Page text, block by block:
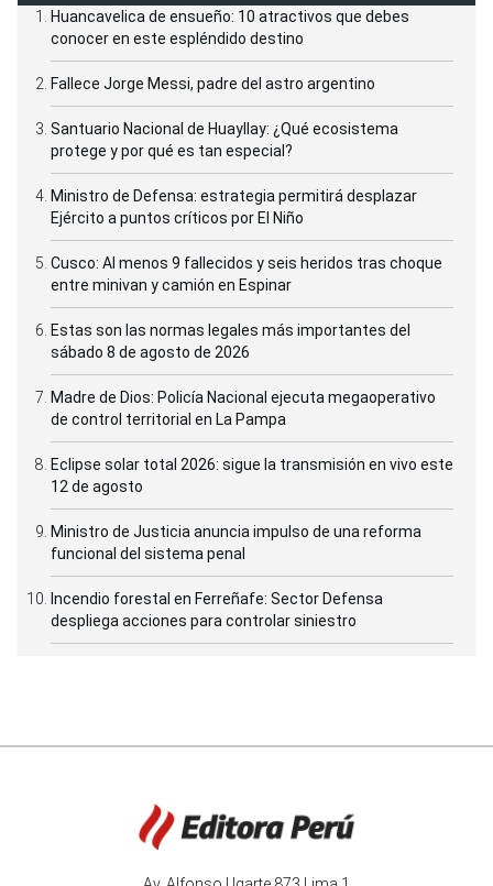
Huancavelica de ensueño: 10 atractivos que debes
conocer en este espléndido destino
Fallece Jorge Messi, padre del astro argentino
Santuario Nacional de Huayllay: ¿Qué ecosistema
protege y por qué es tan especial?
Ministro de Defensa: estrategia permitirá desplazar
Ejército a puntos críticos por El Niño
Cusco: Al menos 9 fallecidos y seis heridos tras choque
entre minivan y camión en Espinar
Estas son las normas legales más importantes del
sábado 8 de agosto de 2026
Madre de Dios: Policía Nacional ejecuta megaoperativo
de control territorial en La Pampa
Eclipse solar total 2026: sigue la transmisión en vivo este
12 de agosto
Ministro de Justicia anuncia impulso de una reforma
funcional del sistema penal
Incendio forestal en Ferreñafe: Sector Defensa
despliega acciones para controlar siniestro